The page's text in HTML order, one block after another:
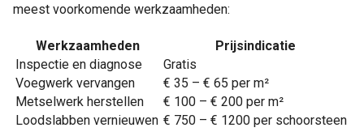
meest voorkomende werkzaamheden:
Werkzaamheden
Prijsindicatie
Inspectie en diagnose
Gratis
Voegwerk vervangen
€ 35 – € 65 per m²
Metselwerk herstellen
€ 100 – € 200 per m²
Loodslabben vernieuwen € 750 – € 1200 per schoorsteen